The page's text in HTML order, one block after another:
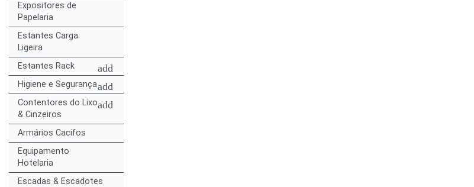
Expositores de
Papelaria
Estantes Carga
Ligeira
Estantes Rack
add
Higiene e Segurançaadd
Contentores do Lixo
& Cinzeiros
add
Armários Cacifos
Equipamento
Hotelaria
Escadas & Escadotes